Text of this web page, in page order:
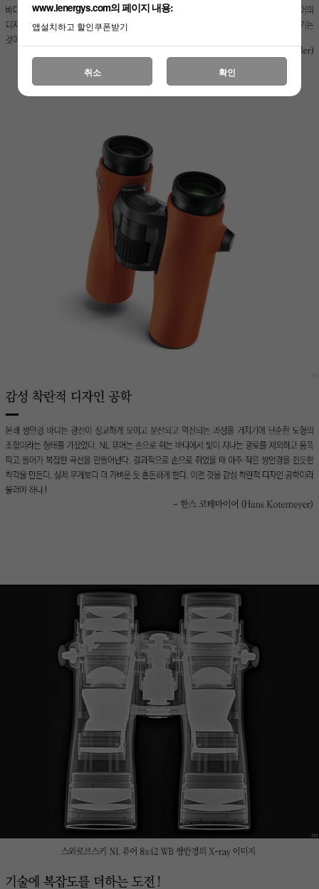
www.lenergys.com의 페이지 내용:
앱설치하고 할인쿠폰받기
취소 확인